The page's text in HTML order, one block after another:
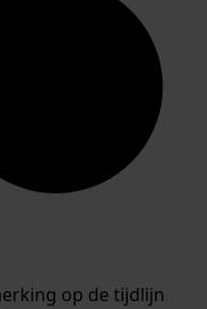
op de tijdlijn